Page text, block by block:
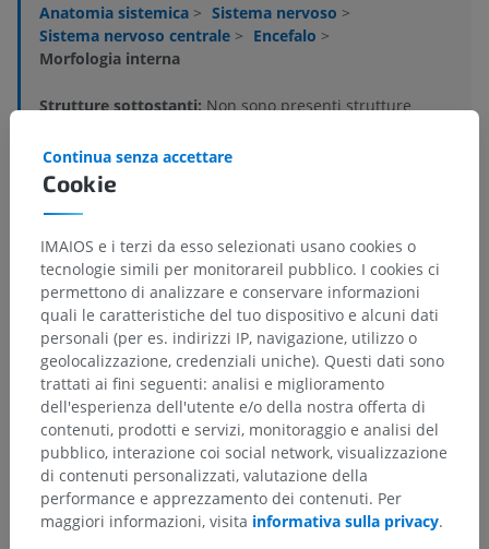
Anatomia sistemica > Sistema nervoso >
Sistema nervoso centrale > Encefalo >
Morfologia interna
Strutture sottostanti:Non sono presenti strutture
Traduzioni
Hai notato un errore?
Non esitare a suggerire una correzione, traduzione o
un miglioramento dei contenuti.
Segnala un problema
SCARICA L'APP
Cookie
Continua senza accettare
IMAIOS e i terzi da esso selezionati usano cookies o
tecnologie simili per monitorareil pubblico. I cookies ci
permettono di analizzare e conservare informazioni
quali le caratteristiche del tuo dispositivo e alcuni dati
personali (per es. indirizzi IP, navigazione, utilizzo o
geolocalizzazione, credenziali uniche). Questi dati sono
trattati ai fini seguenti: analisi e miglioramento
dell'esperienza dell'utente e/o della nostra offerta di
contenuti, prodotti e servizi, monitoraggio e analisi del
pubblico, interazione coi social network, visualizzazione
di contenuti personalizzati, valutazione della
performance e apprezzamento dei contenuti. Per
maggiori informazioni, visita informativa sulla privacy.